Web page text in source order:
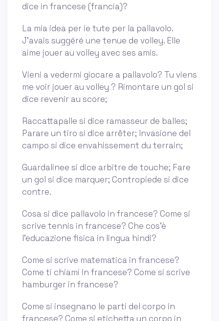
dice in francese (francia)?
La mia idea per ie tute per la pallavolo.
J'avais suggéré une tenue de volley. Elle
aime jouer au volley avec ses amis.
Vieni a vedermi giocare a pallavolo? Tu viens
me voir jouer au volley ? Rimontare un gol si
dice revenir au score;
Raccattapalle si dice ramasseur de balles;
Parare un tiro si dice arrêter; Invasione del
campo si dice envahissement du terrain;
Guardalinee si dice arbitre de touche; Fare
un gol si dice marquer; Contropiede si dice
contre.
Cosa si dice pallavolo in francese? Come si
scrive tennis in francese? Che cos'è
l'educazione fisica in lingua hindi?
Come si scrive matematica in francese?
Come ti chiami in francese? Come si scrive
hamburger in francese?
Come si insegnano le parti del corpo in
francese? Come si etichetta un corpo in